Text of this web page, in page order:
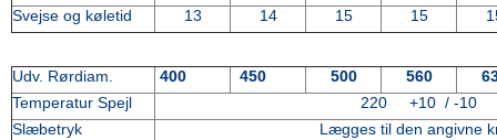
Svejse og køletid
13 14 15 15
Udv. Rørdiam. 400 450 500 560
Temperatur Spejl
220 +10 / -10
Slæbetryk
Lægges til den angivne